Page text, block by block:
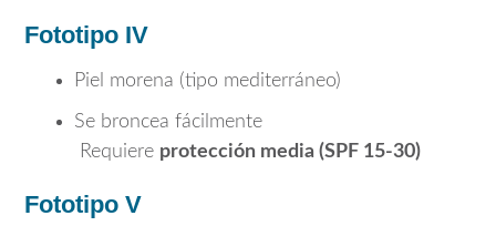
Fototipo IV
Piel morena (tipo mediterráneo)
Se broncea fácilmente
Requiere protección media (SPF 15-30)
Fototipo V